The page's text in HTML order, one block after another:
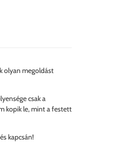
olyan megoldást
csak a
kopik le, mint a festett
kapcsán!